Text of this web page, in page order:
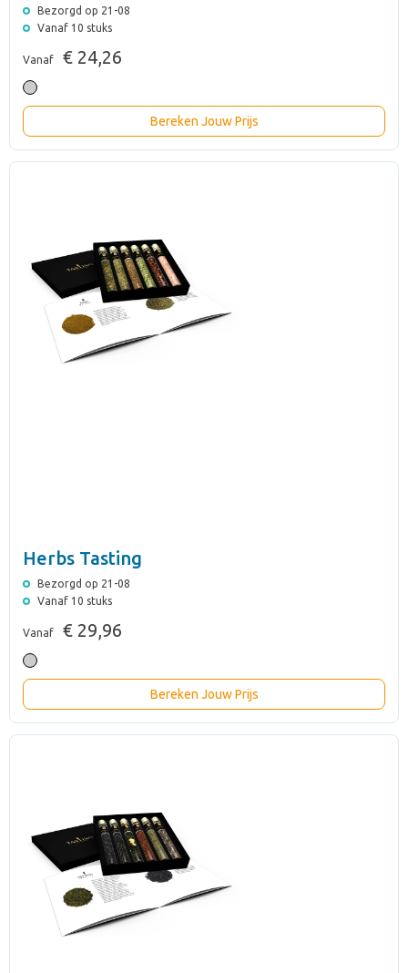
Bezorgd op 21-08
Vanaf 10 stuks
Vanaf € 24,26
Bereken Jouw Prijs
Herbs Tasting
Bezorgd op 21-08
Vanaf 10 stuks
Vanaf € 29,96
Bereken Jouw Prijs